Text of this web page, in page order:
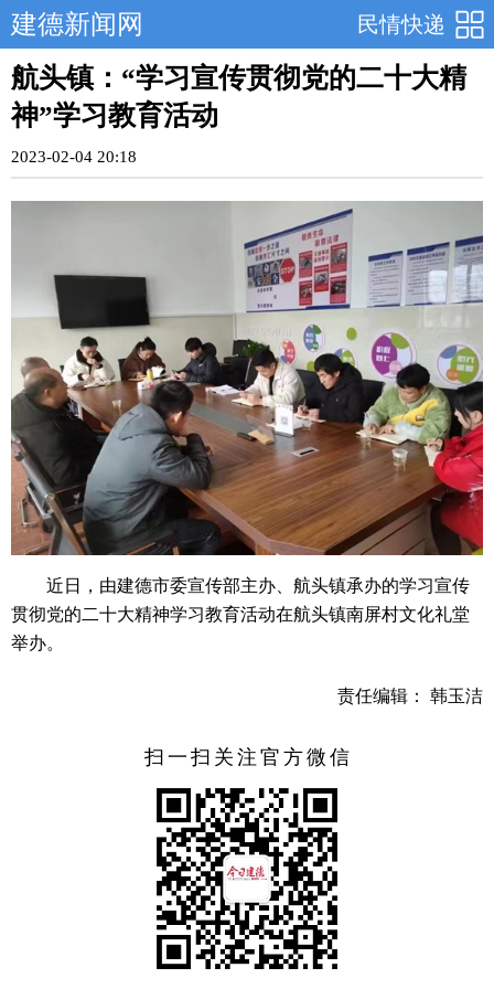
民情快递
建德新闻网
航头镇：“学习宣传贯彻党的二十大精
神”学习教育活动
2023-02-04 20:18
近日，由建德市委宣传部主办、航头镇承办的学习宣传
贯彻党的二十大精神学习教育活动在航头镇南屏村文化礼堂
举办。
责任编辑： 韩玉洁
扫一扫关注官方微信